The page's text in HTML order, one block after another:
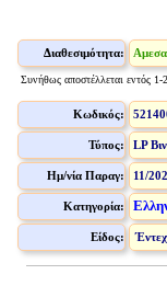
Διαθεσιμότητα: Αμεσα
Συνήθως αποστέλλεται εντός
Κωδικός:
Τύπος: LP
Ημ/νία Παραγ: 11/
Κατηγορία:
Είδος: